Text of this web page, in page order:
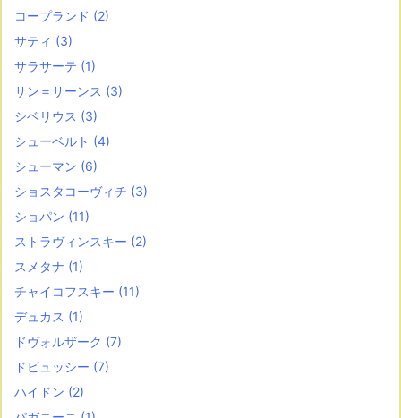
コープランド (2)
サティ (3)
サラサーテ (1)
サン＝サーンス (3)
シベリウス (3)
シューベルト (4)
シューマン (6)
ショスタコーヴィチ (3)
ショパン (11)
ストラヴィンスキー (2)
スメタナ (1)
チャイコフスキー (11)
デュカス (1)
ドヴォルザーク (7)
ドビュッシー (7)
ハイドン (2)